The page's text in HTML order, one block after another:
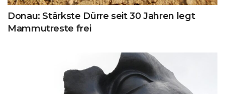
Donau: Stärkste Dürre seit 30 Jahren legt
Mammutreste frei